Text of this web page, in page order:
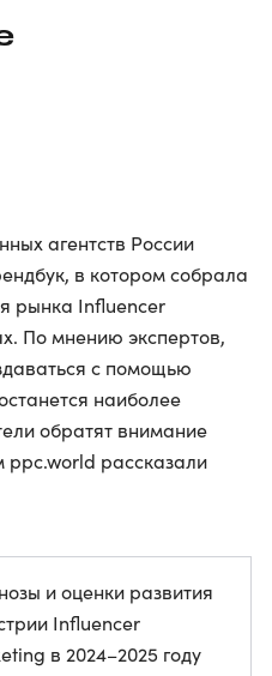
агентств России
в котором собрала
рынка Influencer
По мнению экспертов,
с помощью
наиболее
обратят внимание
ppc.world рассказали
и оценки развития
Influencer
в 2024–2025 году